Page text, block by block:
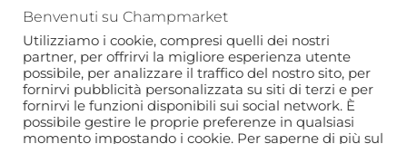
Per gli individui
Per le aziende
Copyright 2022 © tutti i diritti riservati. Champmarket.
Benvenuti su Champmarket
Utilizziamo i cookie, compresi quelli dei nostri
partner, per offrirvi la migliore esperienza utente
possibile, per analizzare il traffico del nostro sito, per
fornirvi pubblicità personalizzata su siti di terzi e per
fornirvi le funzioni disponibili sui social network. È
possibile gestire le proprie preferenze in qualsiasi
momento impostando i cookie. Per saperne di più sul